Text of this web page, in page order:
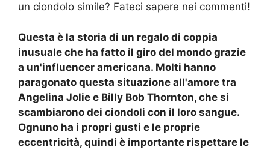
un ciondolo simile? Fateci sapere nei commenti!
Questa è la storia di un regalo di coppia
inusuale che ha fatto il giro del mondo grazie
a un'influencer americana. Molti hanno
paragonato questa situazione all'amore tra
Angelina Jolie e Billy Bob Thornton, che si
scambiarono dei ciondoli con il loro sangue.
Ognuno ha i propri gusti e le proprie
eccentricità, quindi è importante rispettare le